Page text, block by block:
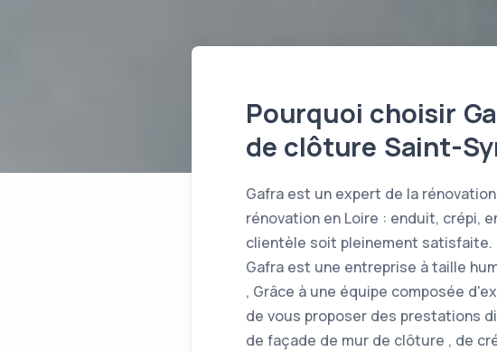
Pourquoi choisir
de clôture Saint-
Gafra est un expert de la
rénovation en Loire : enduit, crépi,
clientèle soit pleinement satisfaite.
Gafra est une entreprise à taille
, Grâce à une équipe composée
de vous proposer des prestations
de façade de mur de clôture , de